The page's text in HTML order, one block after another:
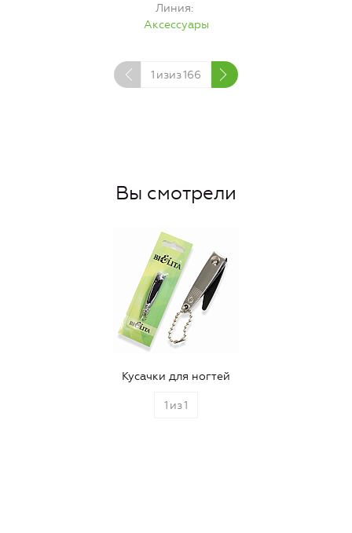
Линия
Аксессуары
1 изиз166
Вы смотрели
Кусачки для ногтей
1 из1